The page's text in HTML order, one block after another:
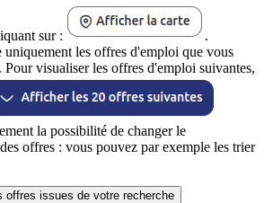
sur :
.
uniquement les offres d'emploi que vous
Pour visualiser les offres d'emploi suivantes,
la possibilité de changer le
offres : vous pouvez par exemple les trier
offres issues de votre recherche